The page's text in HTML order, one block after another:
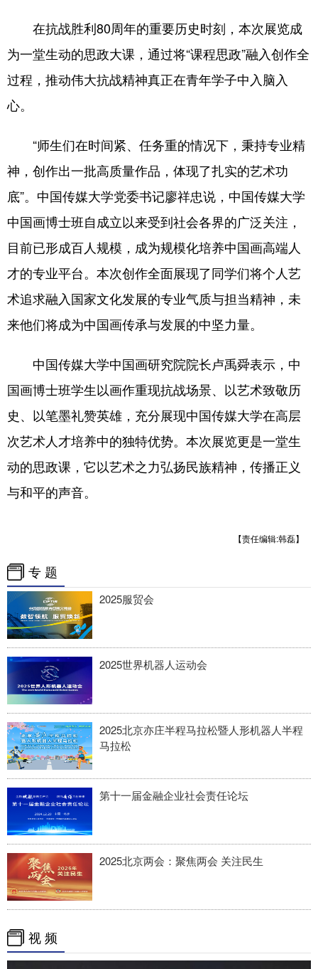
多语种频道
English Español Français عربى
Deutsch Português
在抗战胜利80周年的重要历史时刻，本次展览成
为一堂生动的思政大课，通过将“课程思政”融入创作全
过程，推动伟大抗战精神真正在青年学子中入脑入
心。
“师生们在时间紧、任务重的情况下，秉持专业精
神，创作出一批高质量作品，体现了扎实的艺术功
底”。中国传媒大学党委书记廖祥忠说，中国传媒大学
中国画博士班自成立以来受到社会各界的广泛关注，
目前已形成百人规模，成为规模化培养中国画高端人
才的专业平台。本次创作全面展现了同学们将个人艺
术追求融入国家文化发展的专业气质与担当精神，未
来他们将成为中国画传承与发展的中坚力量。
中国传媒大学中国画研究院院长卢禹舜表示，中
国画博士班学生以画作重现抗战场景、以艺术致敬历
史、以笔墨礼赞英雄，充分展现中国传媒大学在高层
次艺术人才培养中的独特优势。本次展览更是一堂生
动的思政课，它以艺术之力弘扬民族精神，传播正义
与和平的声音。
【责任编辑:韩磊】
专 题
2025服贸会
2025世界机器人运动会
2025北京亦庄半程马拉松暨人形机器人半程
马拉松
第十一届金融企业社会责任论坛
2025北京两会：聚焦两会 关注民生
视 频